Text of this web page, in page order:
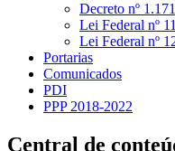
Decreto nº
Lei Federal nº
Lei Federal nº
Portarias
Comunicados
PDI
PPP 2018-2022
Central de